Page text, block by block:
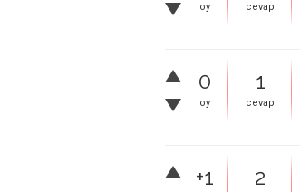
oy cevap
0
oy
1
cevap
+1 2